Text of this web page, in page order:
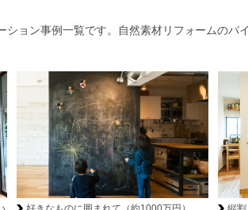
ション事例一覧です。自然素材リフォームのパ